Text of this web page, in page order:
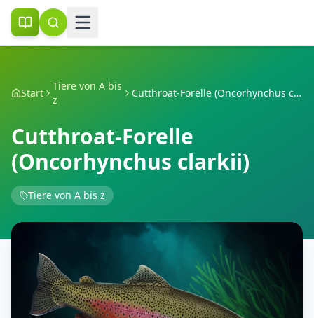
Start
Tiere von A bis
z
Cutthroat-Forelle (Oncorhynchus clarkii)
Cutthroat-Forelle
(Oncorhynchus clarkii)
Tiere von A bis z